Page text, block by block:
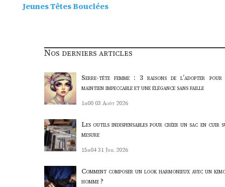
Jeunes Têtes Bouclées
Nos derniers articles
Serre-tête femme : 3 raisons de l’adopter pour
maintien impeccable et une élégance sans faille
1h00 03 Août 2026
Les outils indispensables pour créer un sac en cuir
mesure
15h04 31 Juil 2026
Comment composer un look harmonieux avec un
homme ?